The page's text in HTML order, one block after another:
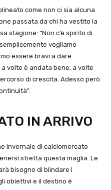
come non ci sia alcuna
passata da chi ha vestito la
stagione: “Non c’è spirito di
vogliamo
essere bravi a dare
volte è andata bene, a volte
di crescita. Adesso però
IN ARRIVO
invernale di calciomercato
stretta questa maglia. Le
bisogno di blindare i
obiettivi e il destino è